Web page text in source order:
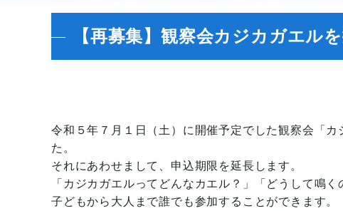
【再募集】観察会カジカガエル
令和５年７月１日（土）に開催予定でした観察会「
た。
それにあわせまして、申込期限を延長します。
「カジカガエルってどんなカエル？」「どうして鳴
子どもから大人まで誰でも参加することができます。